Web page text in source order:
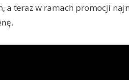
a teraz w ramach promocji